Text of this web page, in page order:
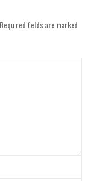
Required fields are marked